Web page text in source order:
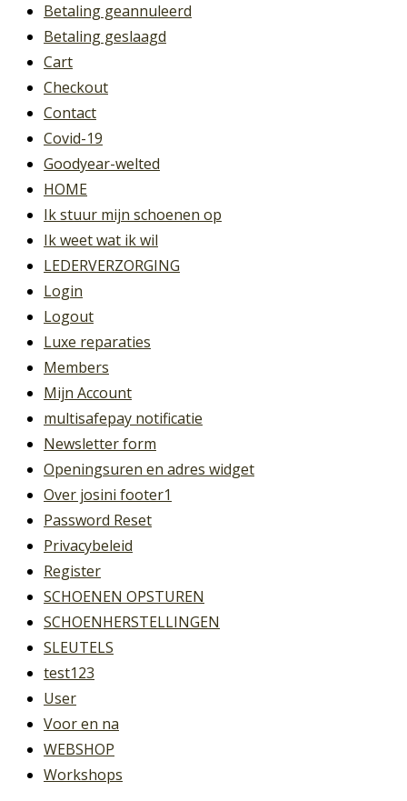
Betaling geannuleerd
Betaling geslaagd
Cart
Checkout
Contact
Covid-19
Goodyear-welted
HOME
Ik stuur mijn schoenen op
Ik weet wat ik wil
LEDERVERZORGING
Login
Logout
Luxe reparaties
Members
Mijn Account
multisafepay notificatie
Newsletter form
Openingsuren en adres widget
Over josini footer1
Password Reset
Privacybeleid
Register
SCHOENEN OPSTUREN
SCHOENHERSTELLINGEN
SLEUTELS
test123
User
Voor en na
WEBSHOP
Workshops